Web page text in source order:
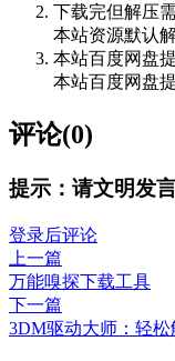
下载完但解压
本站资源默认
本站百度网盘
本站百度网盘
评论(0)
提示：请文明发
登录后评论
上一篇
万能嗅探下载工具
下一篇
3DM驱动大师：轻